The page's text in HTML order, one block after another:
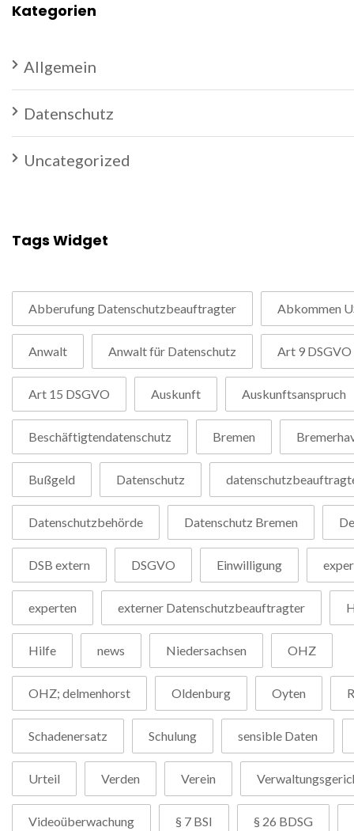
Kategorien
Allgemein
Datenschutz
Uncategorized
Tags Widget
Abberufung Datenschutzbeauftragter Abkommen
Anwalt Anwalt für Datenschutz Art 9 DSGVO
Art 15 DSGVO Auskunft Auskunftsanspruch
Beschäftigtendatenschutz Bremen
Bußgeld Datenschutz
Datenschutzbehörde Datenschutz Bremen
DSB extern DSGVO Einwilligung
experten externer Datenschutzbeauftragter
Hilfe news Niedersachsen OHZ
OHZ; delmenhorst Oldenburg Oyten
Schadenersatz Schulung sensible Daten
Urteil Verden Verein
Videoüberwachung § 7 BSI § 26 BDSG